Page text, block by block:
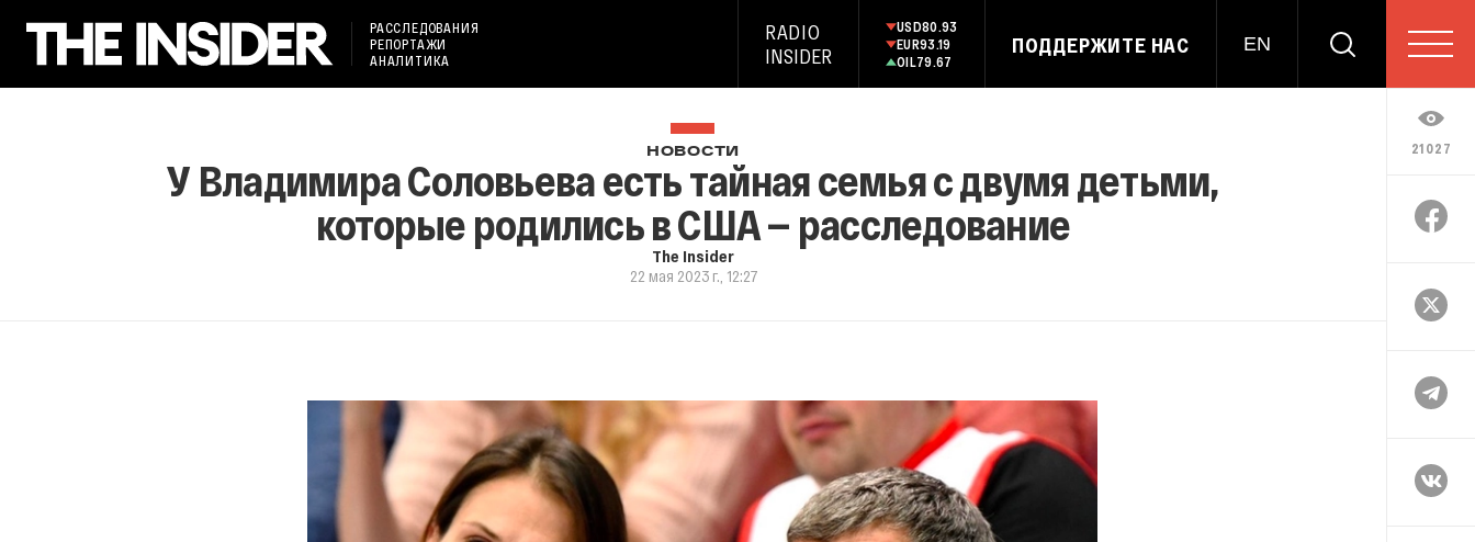
РАССЛЕДОВАНИЯ
РЕПОРТАЖИ
АНАЛИТИКА
RADIO
INSIDER
USD80.93
EUR93.19
OIL79.67
ПОДДЕРЖИТЕ НАС EN
21027
НОВОСТИ
У Владимира Соловьева есть тайная семья с двумя детьми,
которые родились в США — расследование
The Insider
22 мая 2023 г., 12:27